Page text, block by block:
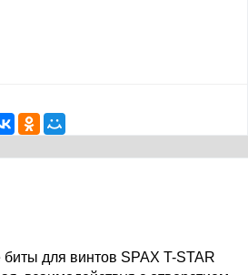
для винтов SPAX T-STAR